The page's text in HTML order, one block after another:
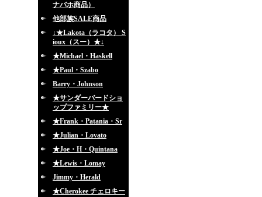
ナバホ商品）
他部族SALE商品
↓★Lakota（ラコタ） S
ioux（スー）★↓
★Michael・Haskell
★Paul・Szabo
Barry・Johnson
★サンダーバードショ
ップファミリー★
★Frank・Patania・Sr
★Julian・Lovato
★Joe・H・Quintana
★Lewis・Lomay
Jimmy・Herald
★Cherokee チェロキー